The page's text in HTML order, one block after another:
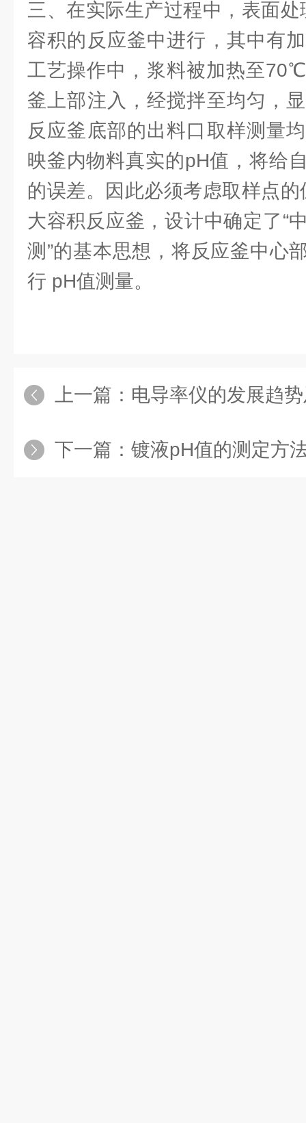
三、在实际生产过程中，表面
容积的反应釜中进行，其中有
工艺操作中，浆料被加热至
釜上部注入，经搅拌至均匀，
反应釜底部的出料口取样测量
映釜内物料真实的pH值，将给
的误差。因此必须考虑取样点
大容积反应釜，设计中确定了“
测”的基本思想，将反应釜中心
行 pH值测量。
上一篇： 电导率仪的发展趋势
下一篇： 镀液pH值的测定方